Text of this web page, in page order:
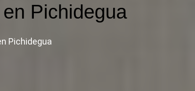
Pichidegua
Pichidegua